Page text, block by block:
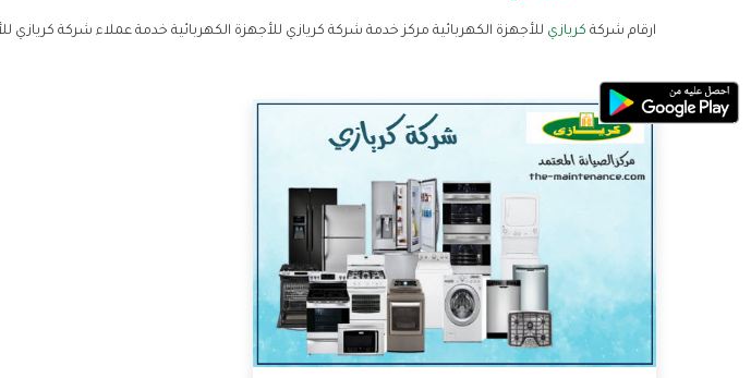
ارقام شركة كريازي للأجهزة الكهربائية مركز خدمة شركة كريازي للأجهزة الكهربائية خدمة عملاء شركة كريازي